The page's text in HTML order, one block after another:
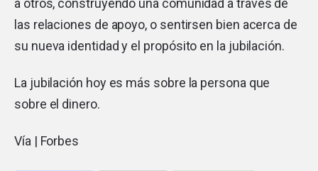
a otros, construyendo una comunidad a través de
las relaciones de apoyo, o sentirsen bien acerca de
su nueva identidad y el propósito en la jubilación.
La jubilación hoy es más sobre la persona que
sobre el dinero.
Vía | Forbes